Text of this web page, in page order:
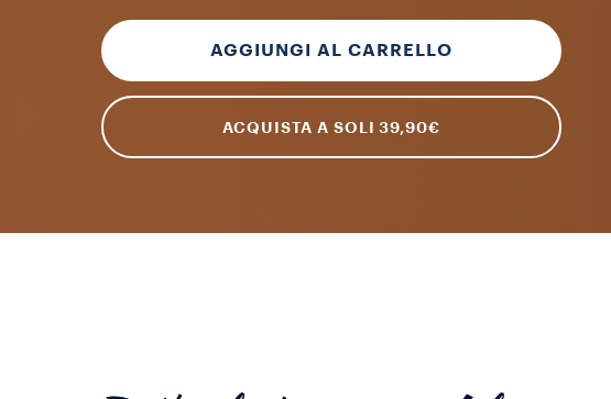
AGGIUNGI AL CARRELLO
ACQUISTA A SOLI 39,90€